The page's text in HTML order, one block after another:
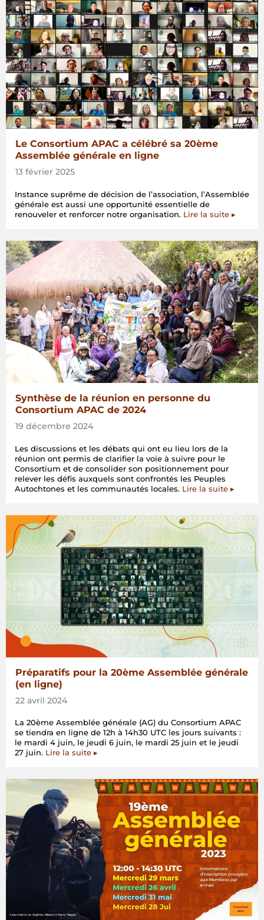
Le Consortium APAC a célébré sa 20ème
Assemblée générale en ligne
13 février 2025
Instance suprême de décision de l’association, l’Assemblée
générale est aussi une opportunité essentielle de
renouveler et renforcer notre organisation. Lire la suite ▸
Synthèse de la réunion en personne du
Consortium APAC de 2024
19 décembre 2024
Les discussions et les débats qui ont eu lieu lors de la
réunion ont permis de clarifier la voie à suivre pour le
Consortium et de consolider son positionnement pour
relever les défis auxquels sont confrontés les Peuples
Autochtones et les communautés locales. Lire la suite ▸
Préparatifs pour la 20ème Assemblée générale
(en ligne)
22 avril 2024
La 20ème Assemblée générale (AG) du Consortium APAC
se tiendra en ligne de 12h à 14h30 UTC les jours suivants :
le mardi 4 juin, le jeudi 6 juin, le mardi 25 juin et le jeudi
27 juin. Lire la suite ▸